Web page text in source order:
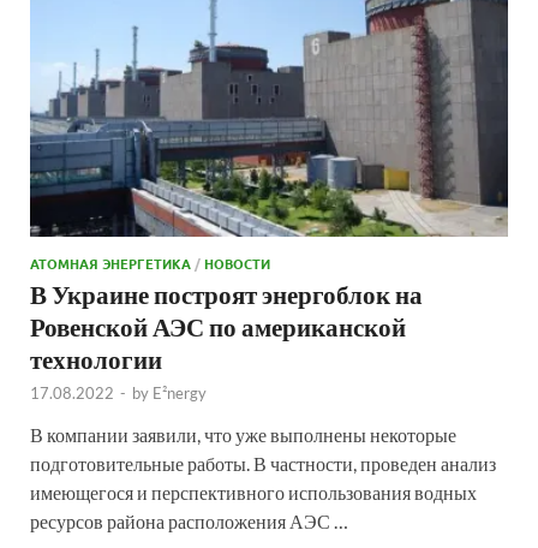
АТОМНАЯ ЭНЕРГЕТИКА /НОВОСТИ
В Украине построят энергоблок на
Ровенской АЭС по американской
технологии
17.08.2022 - by E²nergy
В компании заявили, что уже выполнены некоторые
подготовительные работы. В частности, проведен анализ
имеющегося и перспективного использования водных
ресурсов района расположения АЭС …